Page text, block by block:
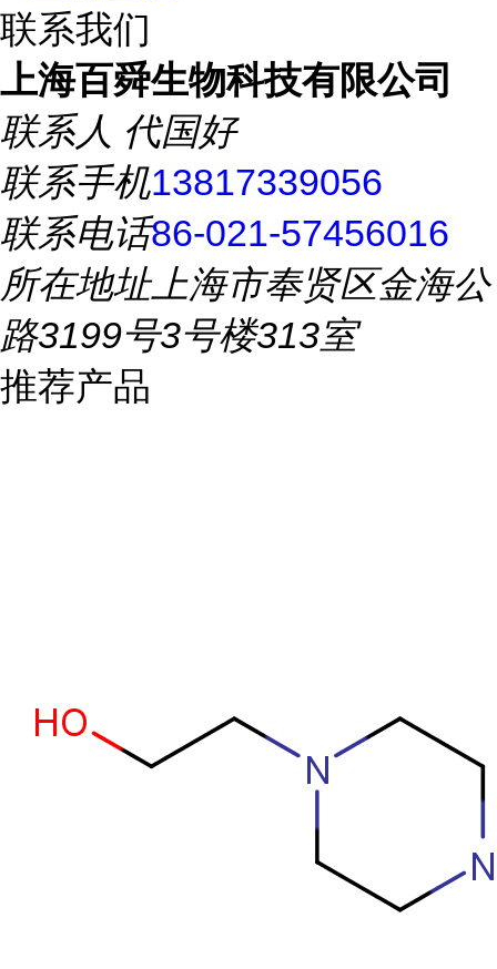
联系我们
上海百舜生物科技有限公司
联系人 代国好
联系手机13817339056
联系电话86-021-57456016
所在地址上海市奉贤区金海公
路3199号3号楼313室
推荐产品